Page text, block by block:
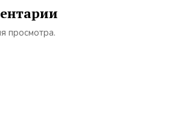
просмотра.